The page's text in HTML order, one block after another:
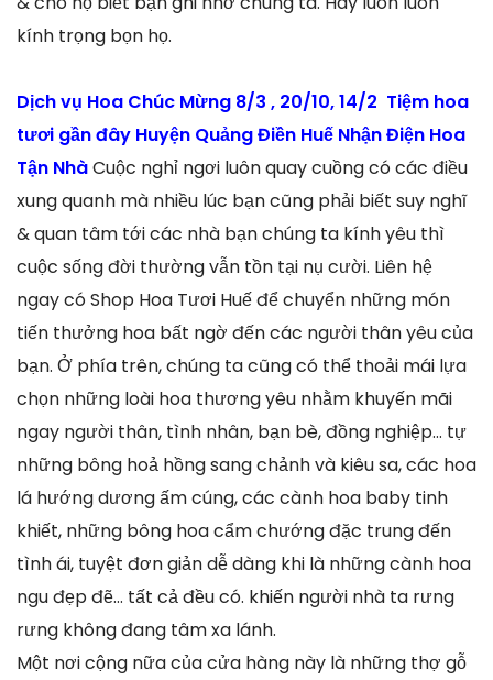
kính trọng bọn họ.
Dịch vụ Hoa Chúc Mừng 8/3 , 20/10, 14/2 Tiệm hoa
tươi gần đây Huyện Quảng Điền Huế Nhận Điện Hoa
Tận NhàCuộc nghỉ ngơi luôn quay cuồng có các điều
xung quanh mà nhiều lúc bạn cũng phải biết suy nghĩ
& quan tâm tới các nhà bạn chúng ta kính yêu thì
cuộc sống đời thường vẫn tồn tại nụ cười. Liên hệ
ngay có Shop Hoa Tươi Huế để chuyển những món
tiến thưởng hoa bất ngờ đến các người thân yêu của
bạn. Ở phía trên, chúng ta cũng có thể thoải mái lựa
chọn những loài hoa thương yêu nhằm khuyến mãi
ngay người thân, tình nhân, bạn bè, đồng nghiệp… tự
những bông hoả hồng sang chảnh và kiêu sa, các hoa
lá hướng dương ấm cúng, các cành hoa baby tinh
khiết, những bông hoa cẩm chướng đặc trung đến
tình ái, tuyệt đơn giản dễ dàng khi là những cành hoa
ngu đẹp đẽ… tất cả đều có. khiến người nhà ta rưng
rưng không đang tâm xa lánh.
Một nơi cộng nữa của cửa hàng này là những thợ gỗ